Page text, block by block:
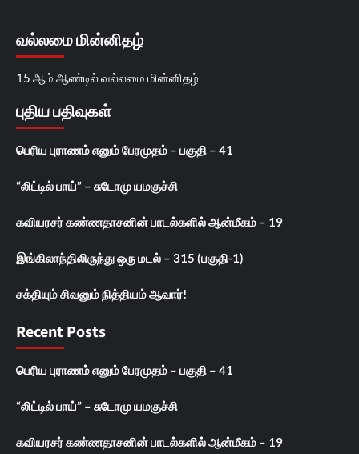
வல்லமை மின்னிதழ்
15 ஆம் ஆண்டில் வல்லமை மின்னிதழ்
புதிய பதிவுகள்
பெரிய புராணம் எனும் பேரமுதம் – பகுதி – 41
“லிட்டில் பாய்” – சுடோமு யமகுச்சி
கவியரசர் கண்ணதாசனின் பாடல்களில் ஆன்மீகம் – 19
இங்கிலாந்திலிருந்து ஒரு மடல் – 315 (பகுதி-1)
சக்தியும் சிவனும் நித்தியம் ஆவார்!
Recent Posts
பெரிய புராணம் எனும் பேரமுதம் – பகுதி – 41
“லிட்டில் பாய்” – சுடோமு யமகுச்சி
கவியரசர் கண்ணதாசனின் பாடல்களில் ஆன்மீகம் – 19